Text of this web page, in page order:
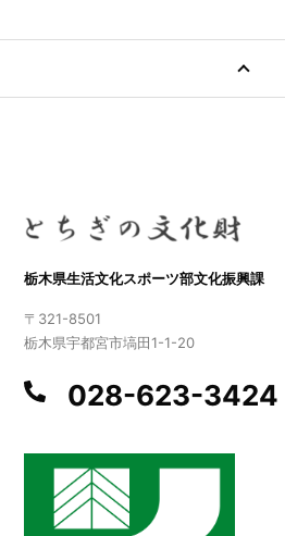
栃木県生活文化スポーツ部文化振興課
〒321-8501
栃木県宇都宮市塙田1-1-20
028-623-3424